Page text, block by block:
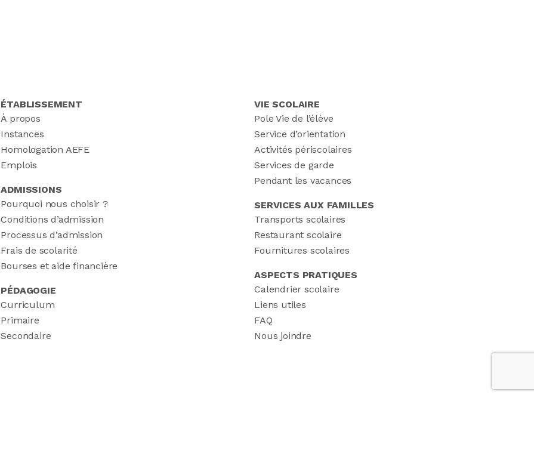
ÉTABLISSEMENT
À propos
Instances
Homologation AEFE
Emplois
ADMISSIONS
Pourquoi nous choisir ?
Conditions d’admission
Processus d’admission
Frais de scolarité
Bourses et aide financière
PÉDAGOGIE
Curriculum
Primaire
Secondaire
VIE SCOLAIRE
Pole Vie de l’élève
Service d’orientation
Activités périscolaires
Services de garde
Pendant les vacances
SERVICES AUX FAMILLES
Transports scolaires
Restaurant scolaire
Fournitures scolaires
ASPECTS PRATIQUES
Calendrier scolaire
Liens utiles
FAQ
Nous joindre